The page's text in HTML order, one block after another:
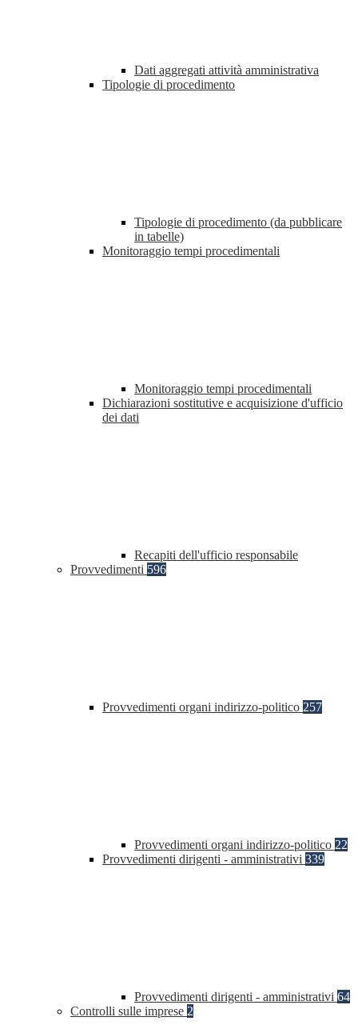
Dati aggregati attività amministrativa
Tipologie di procedimento
Tipologie di procedimento (da pubblicare
in tabelle)
Monitoraggio tempi procedimentali
Monitoraggio tempi procedimentali
Dichiarazioni sostitutive e acquisizione d'ufficio
dei dati
Recapiti dell'ufficio responsabile
Provvedimenti 596
Provvedimenti organi indirizzo-politico 257
Provvedimenti organi indirizzo-politico 22
Provvedimenti dirigenti - amministrativi 339
Provvedimenti dirigenti - amministrativi 64
Controlli sulle imprese 2